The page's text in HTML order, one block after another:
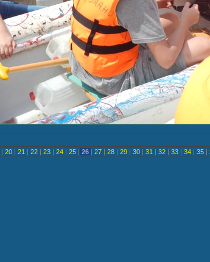
| 20 | 21 | 22 | 23 | 24 | 25 | 26 | 27 | 28 | 29 | 30 | 31 | 32 | 33 | 34 | 35 |